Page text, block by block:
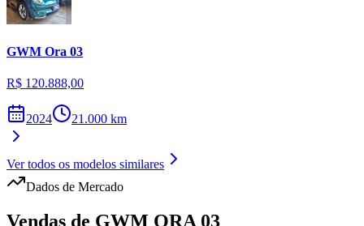
GWM Ora 03
R$ 120.888,00
2024 21.000 km
Ver todos os modelos similares
Dados de Mercado
Vendas de GWM ORA 03